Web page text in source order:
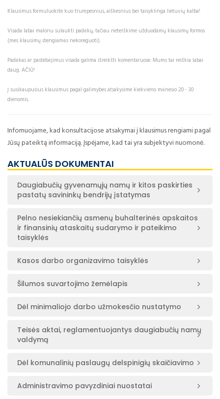
Klausimus formuluokite kuo trumpesnius, aiškesnius bei taisyklinga lietuvių kalba!
Visada labai malonu sulaukti padėkų, tačiau neterškime užduodamų klausimų formos
(mes klausimų stengiamės nekoreguoti).
Padėkas ar pastebėjimus visada galima išreikšti komentaruose. Mums tai reiškia labai
daug. AČIŪ!
Į susikaupusius klausimus pagal galimybes atsakysime kiekvieno mėnesio 20 - 30
dienomis.
Infomuojame, kad konsultacijose atsakymai į klausimus rengiami pagal
Jūsų pateiktą informaciją. Įspėjame, kad tai yra subjektyvi nuomonė.
AKTUALŪS DOKUMENTAI
Daugiabučių gyvenamųjų namų ir kitos paskirties
pastatų savininkų bendrijų įstatymas
Pelno nesiekiančių asmenų buhalterinės apskaitos
ir finansinių ataskaitų sudarymo ir pateikimo
taisyklės
Kasos darbo organizavimo taisyklės
Šilumos suvartojimo žemėlapis
Dėl minimaliojo darbo užmokesčio nustatymo
Teisės aktai, reglamentuojantys daugiabučių namų
valdymą
Dėl komunalinių paslaugų delspinigių skaičiavimo
Administravimo pavyzdiniai nuostatai